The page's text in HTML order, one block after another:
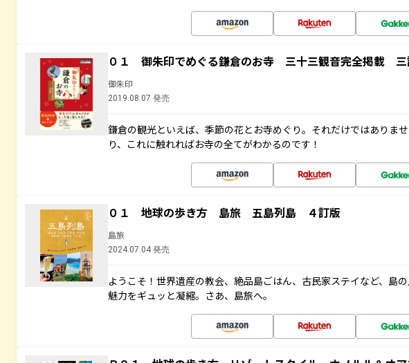
０１ 御朱印でめぐる鎌倉のお寺 三十三観音完全掲載 三
御朱印
2019.08.07 発売
鎌倉の観光といえば、季節の花とお寺めぐり。それだけではありま
り、これに触れればお寺の全てがわかるのです！
０１ 地球の歩き方 島旅 五島列島 ４訂版
島旅
2024.07.04 発売
ようこそ！世界遺産の教会、絶品島ごはん、古民家ステイなど、島
魅力をギュッと凝縮。さあ、島旅へ。